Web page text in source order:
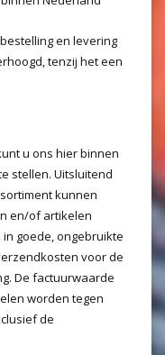
en levering
tenzij het een
u ons hier binnen
stellen. Uitsluitend
kunnen
en/of artikelen
goede, ongebruikte
voor de
De factuurwaarde
worden tegen
de